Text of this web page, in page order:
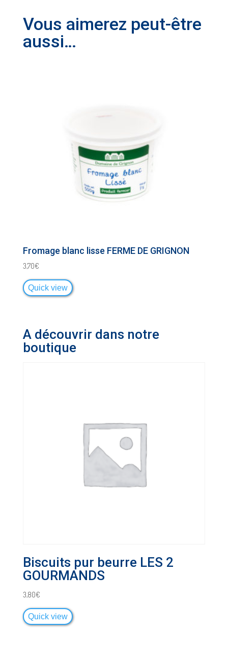
Vous aimerez peut-être
aussi…
Fromage blanc lisse FERME DE GRIGNON
3,70€
Quick view
A découvrir dans notre
boutique
Biscuits pur beurre LES 2
GOURMANDS
3,80€
Quick view